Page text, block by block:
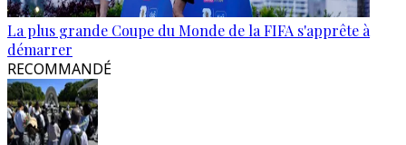
La plus grande Coupe du Monde de la FIFA s'apprête à
démarrer
RECOMMANDÉ